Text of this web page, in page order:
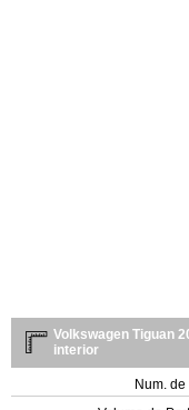
Volkswagen Tiguan
interior
Num.